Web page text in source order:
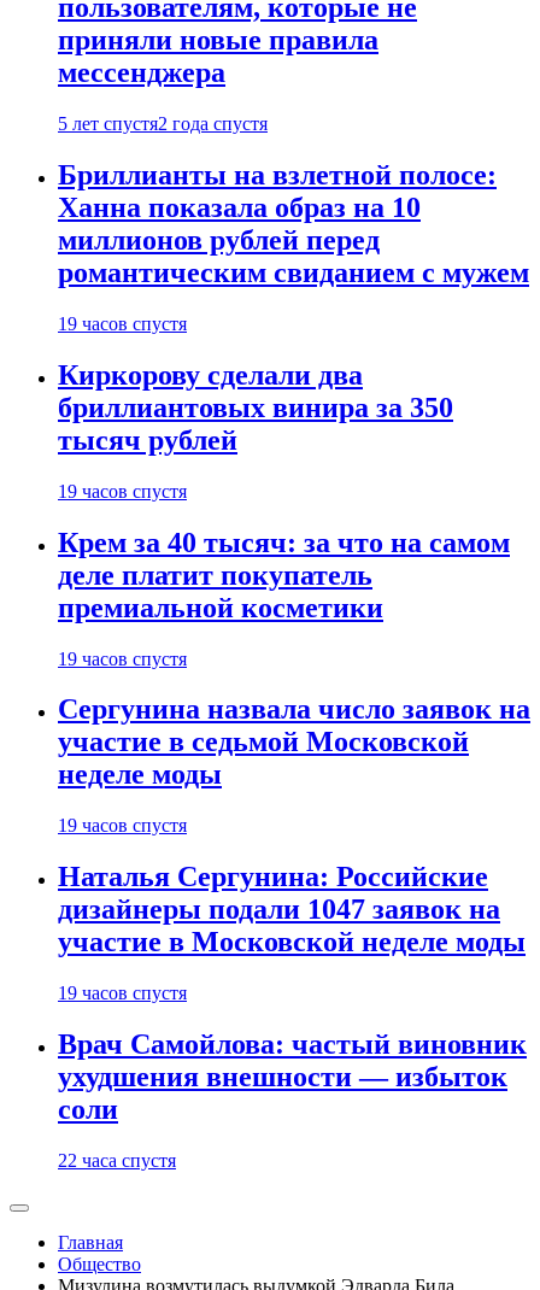
пользователям, которые не
приняли новые правила
мессенджера
5 лет спустя2 года спустя
Бриллианты на взлетной полосе:
Ханна показала образ на 10
миллионов рублей перед
романтическим свиданием с мужем
19 часов спустя
Киркорову сделали два
бриллиантовых винира за 350
тысяч рублей
19 часов спустя
Крем за 40 тысяч: за что на самом
деле платит покупатель
премиальной косметики
19 часов спустя
Сергунина назвала число заявок на
участие в седьмой Московской
неделе моды
19 часов спустя
Наталья Сергунина: Российские
дизайнеры подали 1047 заявок на
участие в Московской неделе моды
19 часов спустя
Врач Самойлова: частый виновник
ухудшения внешности — избыток
соли
22 часа спустя
Главная
Общество
Мизулина возмутилась выдумкой Эдварда Била